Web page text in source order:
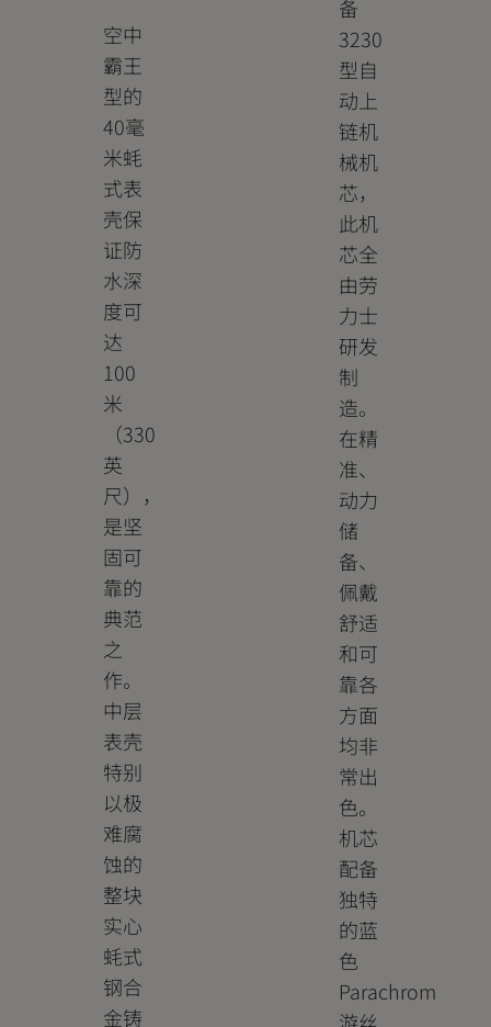
空中
霸王
型的
40毫
米蚝
式表
壳保
证防
水深
度可
达
100
米
（330
英
尺），
是坚
固可
靠的
典范
之
作。
中层
表壳
特别
以极
难腐
蚀的
整块
实心
蚝式
钢合
金铸
备
3230
型自
动上
链机
械机
芯，
此机
芯全
由劳
力士
研发
制
造。
在精
准、
动力
储
备、
佩戴
舒适
和可
靠各
方面
均非
常出
色。
机芯
配备
独特
的蓝
色
Parachrom